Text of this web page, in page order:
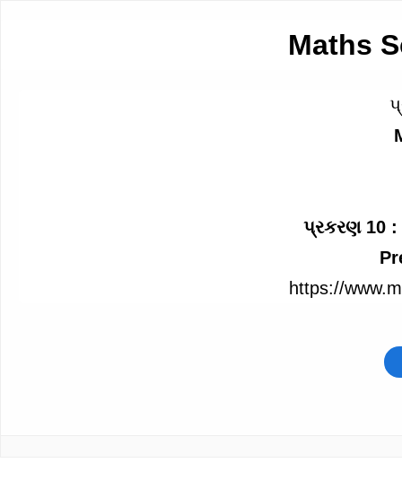
Maths
પ્રકરણ 10
https://